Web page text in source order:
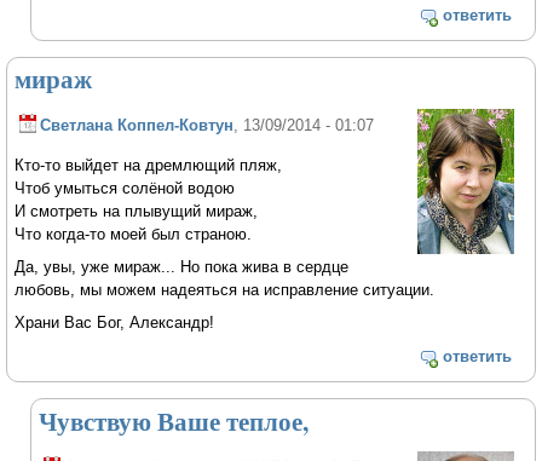
ответить
мираж
Светлана Коппел-Ковтун, 13/09/2014 - 01:07
Кто-то выйдет на дремлющий пляж,
Чтоб умыться солёной водою
И смотреть на плывущий мираж,
Что когда-то моей был страною.
Да, увы, уже мираж... Но пока жива в сердце
любовь, мы можем надеяться на исправление ситуации.
Храни Вас Бог, Александр!
ответить
Чувствую Ваше теплое,